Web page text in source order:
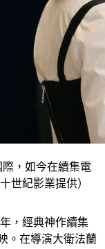
，如今在續集電
，經典神作續集